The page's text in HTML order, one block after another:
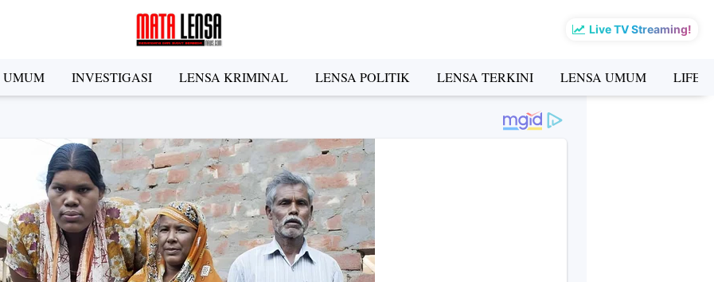
Live TV Streaming!
UMUM INVESTIGASI LENSA KRIMINAL LENSA POLITIK LENSA TERKINI LENSA UMUM